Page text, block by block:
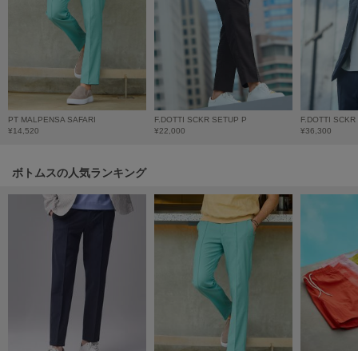
LILY BROWN Lingerie
リリーブラウンランジェリー
LITTLE UNION TOKYO
リトルユニオン トウキョウ
made of Organics
ミチュ コケット
ミーエスミーム
ミラオーウェン
PT MALPENSA SAFARI
¥14,520
F.DOTTI SCKR SETUP P
¥22,000
F.DOTTI
¥36,300
ボトムスの人気ランキング